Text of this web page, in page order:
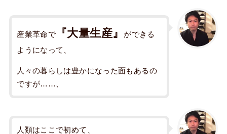
産業革命で 『大量生産』
ができる
ようになって、
人々の暮らしは豊かになった面もあるの
ですが……、
人類はここで初めて、